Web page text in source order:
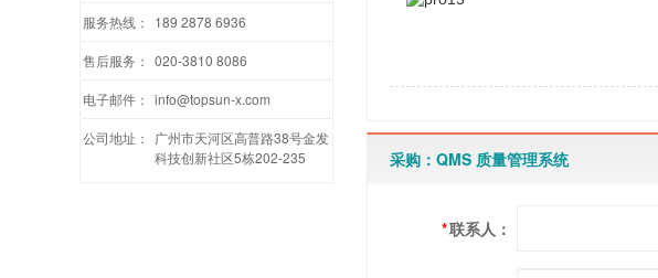
采购：QMS 质量管理系统
*联系人：
服务热线： 189 2878 6936
售后服务： 020-3810 8086
电子邮件： info@topsun-x.com
公司地址：
广州市天河区高普路38号金发
科技创新社区5栋202-235